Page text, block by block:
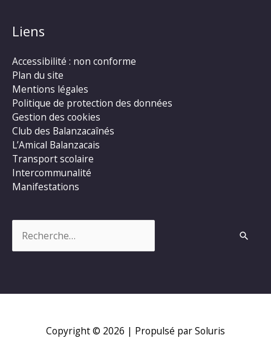
Liens
Accessibilité : non conforme
Plan du site
Mentions légales
Politique de protection des données
Gestion des cookies
Club des Balanzacaînés
L’Amical Balanzacais
Transport scolaire
Intercommunalité
Manifestations
Copyright © 2026 | Propulsé par Soluris